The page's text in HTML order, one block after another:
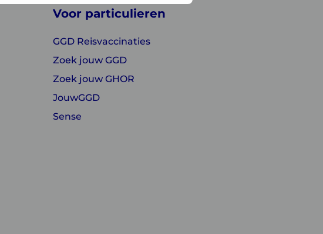
Voor particulieren
GGD Reisvaccinaties
Zoek jouw GGD
Zoek jouw GHOR
JouwGGD
Sense